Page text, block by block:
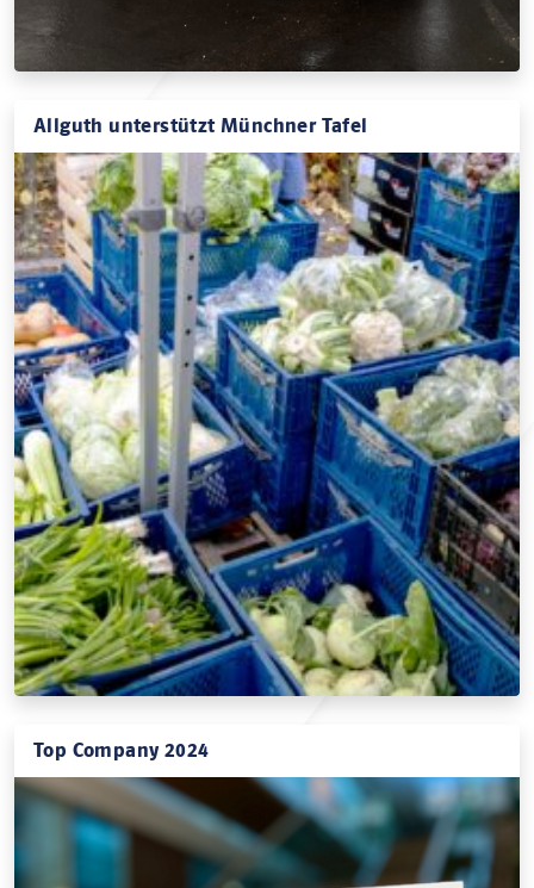
Allguth unterstützt Münchner Tafel
Wir fühlen uns unserer Heimat und den Menschen hier
emotional verbunden und verstehen uns mit unseren
Allguth Stationen in und um München...
Top Company 2024
Die ALLGUTH GmbH wurde zum dritten Mal in Folge mit
dem kununu Top Company Siegel...